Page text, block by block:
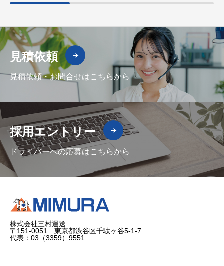
見積依頼
見積依頼・お問合せはこちらから
採用エントリー
ドライバーへの応募はこちらから
株式会社三村運送
〒151-0051 東京都渋谷区千駄ヶ谷5-1-7
代表：03（3359）9551